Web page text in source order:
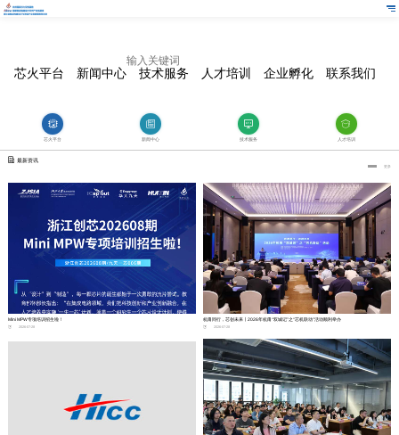
芯火平台 新闻中心 技术服务 人才培训 企业孵化 联系我们
芯火平台 新闻中心 技术服务 人才培训
最新资讯
更多
Mini MPW专项培训招生啦！
2026-07-28
杭甬同行，芯创未来丨2026年杭甬“双城记”之“芯机联动”活动顺利举办
2026-07-28